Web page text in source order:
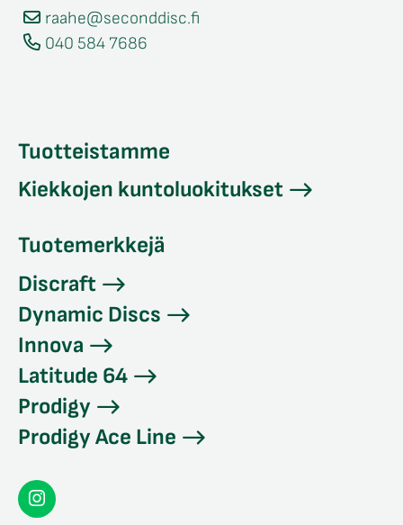
raahe@seconddisc.fi
040 584 7686
Tuotteistamme
Kiekkojen kuntoluokitukset
Tuotemerkkejä
Discraft
Dynamic Discs
Innova
Latitude 64
Prodigy
Prodigy Ace Line
Seconddisc